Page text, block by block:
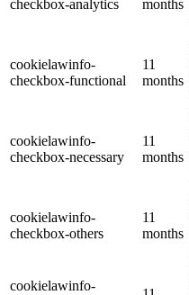
checkbox-analytics
months
cookielawinfo-
checkbox-functional
11
months
cookielawinfo-
checkbox-necessary
11
months
cookielawinfo-
checkbox-others
11
months
cookielawinfo-